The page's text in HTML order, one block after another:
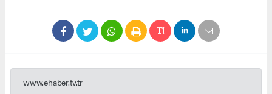
www.ehaber.tv.tr